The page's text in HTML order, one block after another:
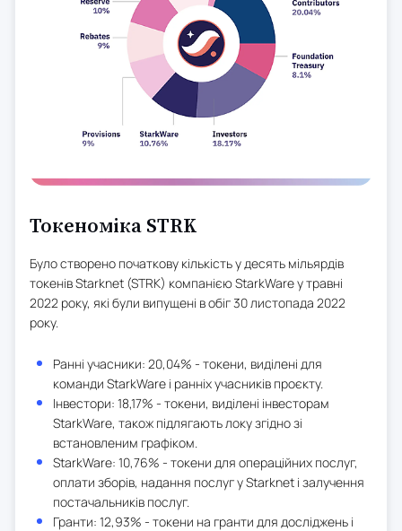
Токеноміка STRK
Було створено початкову кількість у десять мільярдів
токенів Starknet (STRK) компанією StarkWare у травні
2022 року, які були випущені в обіг 30 листопада 2022
року.
Ранні учасники: 20,04% - токени, виділені для
команди StarkWare і ранніх учасників проєкту.
Інвестори: 18,17% - токени, виділені інвесторам
StarkWare, також підлягають локу згідно зі
встановленим графіком.
StarkWare: 10,76% - токени для операційних послуг,
оплати зборів, надання послуг у Starknet і залучення
постачальників послуг.
Гранти: 12,93% - токени на гранти для досліджень і